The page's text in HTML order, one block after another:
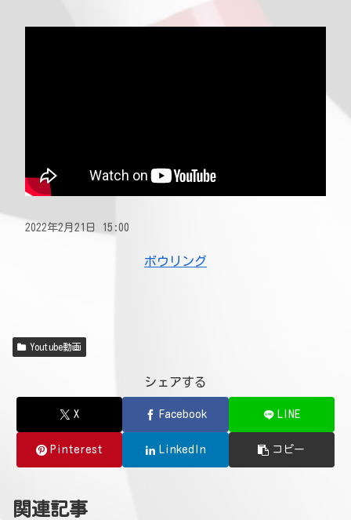
2022年2月21日 15:00
ボウリング
Youtube動画
シェアする
X Facebook LINE
Pinterest LinkedIn コピー
関連記事